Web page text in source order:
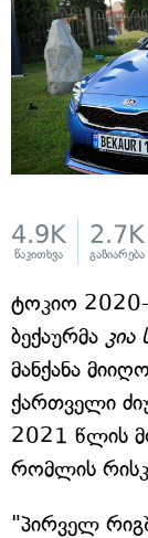
4.9K
წაკითხვა
2.7K
გაზიარება
ტოკიო
ბექაურმა კია
მანქანა
ქართველი
2021 წლის
რომლის
"პირველ